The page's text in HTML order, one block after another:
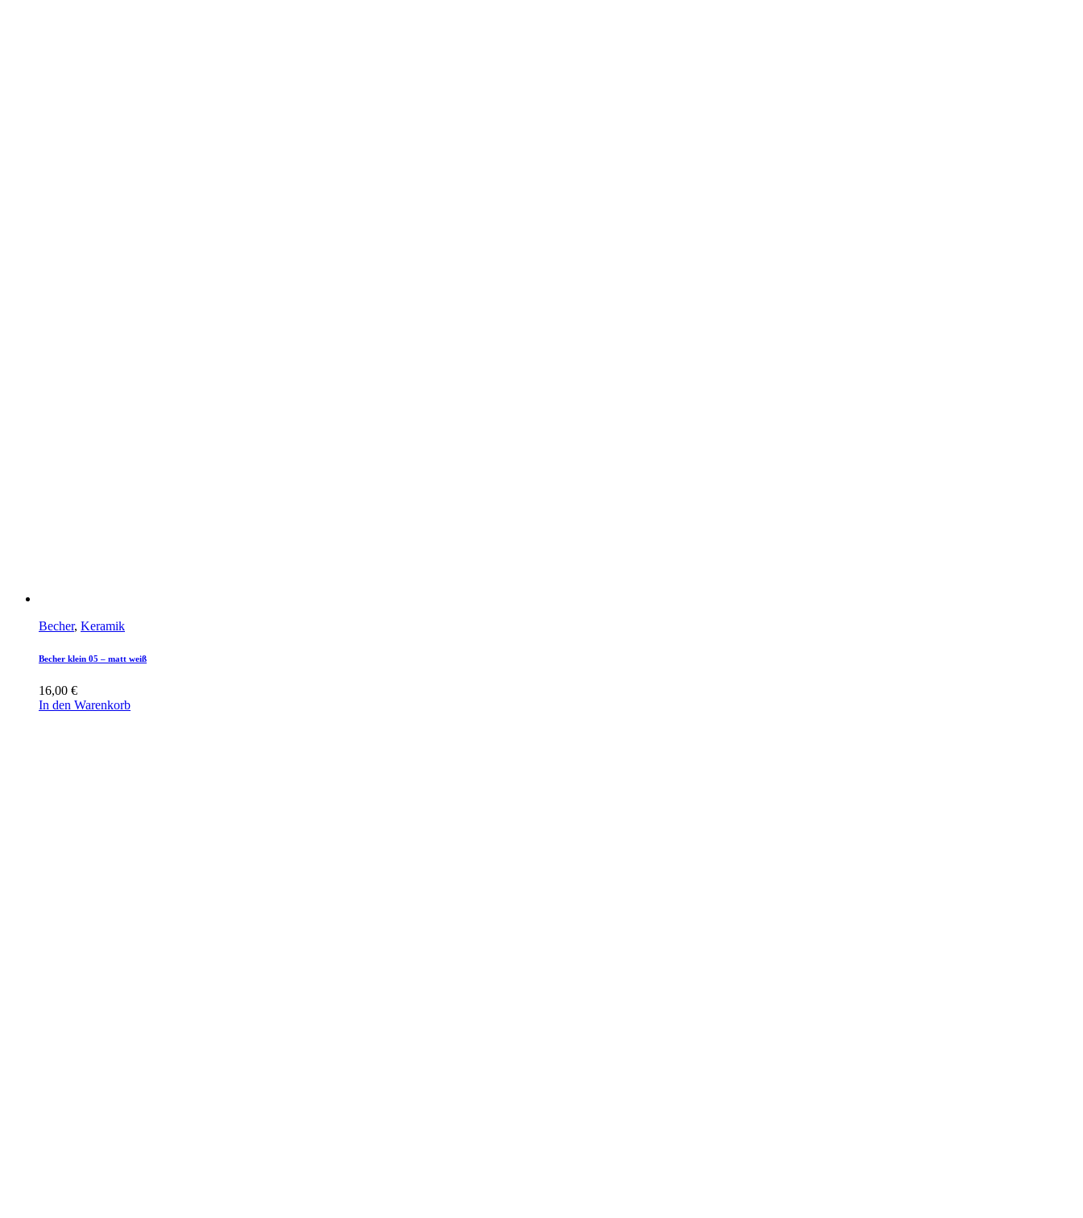
Becher, Keramik
Becher klein 05 – matt weiß
16,00 €
In den Warenkorb